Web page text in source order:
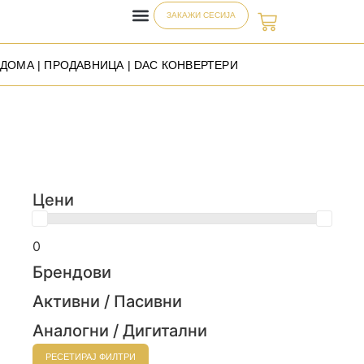
ЗАКАЖИ СЕСИЈА
ДОМА| ПРОДАВНИЦА | DAC КОНВЕРТЕРИ
Цени
0
Брендови
Активни / Пасивни
Аналогни / Дигитални
РЕСЕТИРАЈ ФИЛТРИ